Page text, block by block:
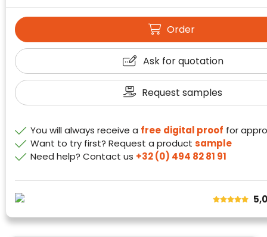
Order
Ask for quotation
Request samples
You will always receive a free digital proof for
Want to try first? Request a product sample
Need help? Contact us +32 (0) 494 82 81 91
Klantenbeoordelingen laten zien hoe een
website in het algemeen aan de behoeften
Trustindex werkt samen met 137
beoordelingsplatforms om
websitebezoekers toegang te geven tot
plaats.
Alleen beoordelingen die voldoen aan de
richtlijnen van Trustindex en waarvan
klanttevredenheid op basis van
beoordelingen. Minder dan 1% van de
ondervraagde klanten meldde een
probleem.